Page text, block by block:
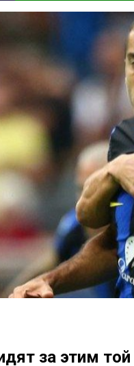
за этим